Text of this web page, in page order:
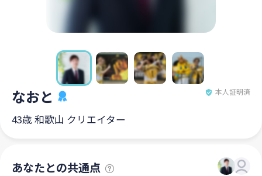
なおと 本人証明済
43歳 和歌山 クリエイター
あなたとの共通点